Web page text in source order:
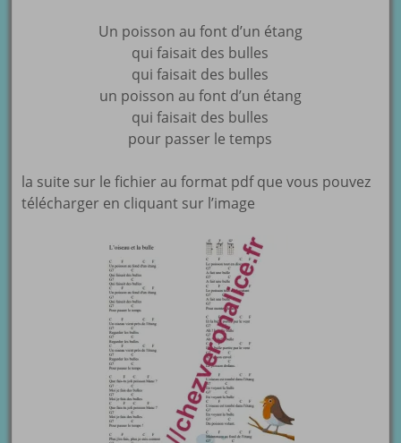
Un poisson au font d’un étang
qui faisait des bulles
qui faisait des bulles
un poisson au font d’un étang
qui faisait des bulles
pour passer le temps
la suite sur le fichier au format pdf que vous pouvez
télécharger en cliquant sur l’image